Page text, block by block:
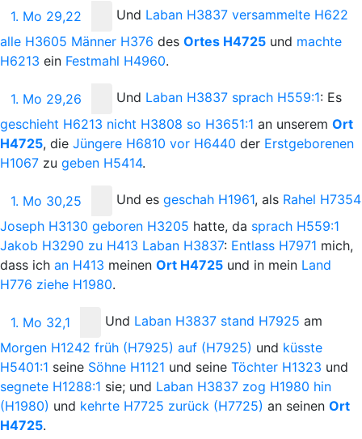
1. Mo 29,22 Und Laban H3837 versammelte H622
alle H3605 Männer H376 des Ortes H4725 und machte
H6213 ein Festmahl H4960.
1. Mo 29,26 Und Laban H3837 sprach H559:1: Es
geschieht H6213 nicht H3808 so H3651:1 an unserem Ort
H4725, die Jüngere H6810 vor H6440 der Erstgeborenen
H1067 zu geben H5414.
1. Mo 30,25 Und es geschah H1961, als Rahel H7354
Joseph H3130 geboren H3205 hatte, da sprach H559:1
Jakob H3290 zu H413 Laban H3837: Entlass H7971 mich,
dass ich an H413 meinen Ort H4725 und in mein Land
H776 ziehe H1980.
1. Mo 32,1 Und Laban H3837 stand H7925 am
Morgen H1242 früh (H7925) auf (H7925) und küsste
H5401:1 seine Söhne H1121 und seine Töchter H1323 und
segnete H1288:1 sie; und Laban H3837 zog H1980 hin
(H1980) und kehrte H7725 zurück (H7725) an seinen Ort
H4725.